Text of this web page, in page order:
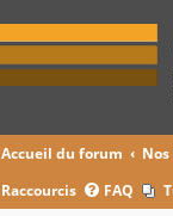
Accueil du forum
Raccourcis
FAQ